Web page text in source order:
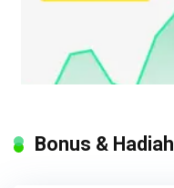
Bonus & Hadiah